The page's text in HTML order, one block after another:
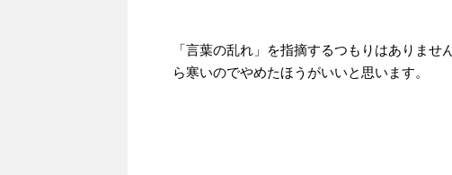
「言葉の乱れ」を指摘するつもりはありま
ら寒いのでやめたほうがいいと思います。